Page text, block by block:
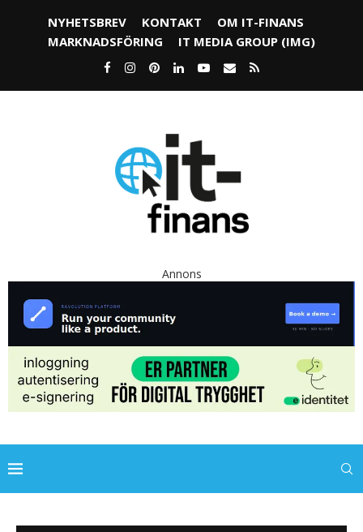
NYHETSBREV KONTAKT
OM IT-FINANS
MARKNADSFÖRING
IT MEDIA GROUP (IMG)
Annons